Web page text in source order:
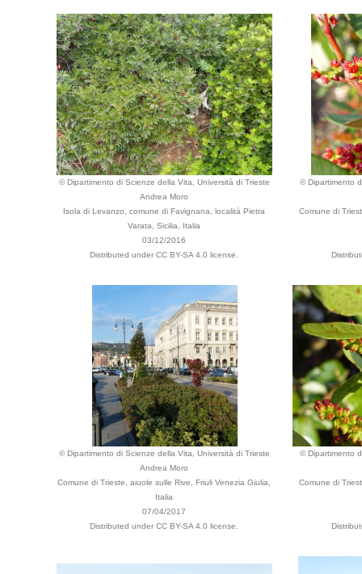
© Dipartimento di Scienze della Vita, Università di Trieste
Andrea Moro
Isola di Levanzo, comune di Favignana, località Pietra
Varata, Sicilia, Italia
03/12/2016
Distributed under CC BY-SA 4.0 license.
© Dipartimento
Comune di
© Dipartimento di Scienze della Vita, Università di Trieste
Andrea Moro
Comune di Trieste, aiuole sulle Rive, Friuli Venezia Giulia,
Italia
07/04/2017
Distributed under CC BY-SA 4.0 license.
© Dipartimento
Comune di